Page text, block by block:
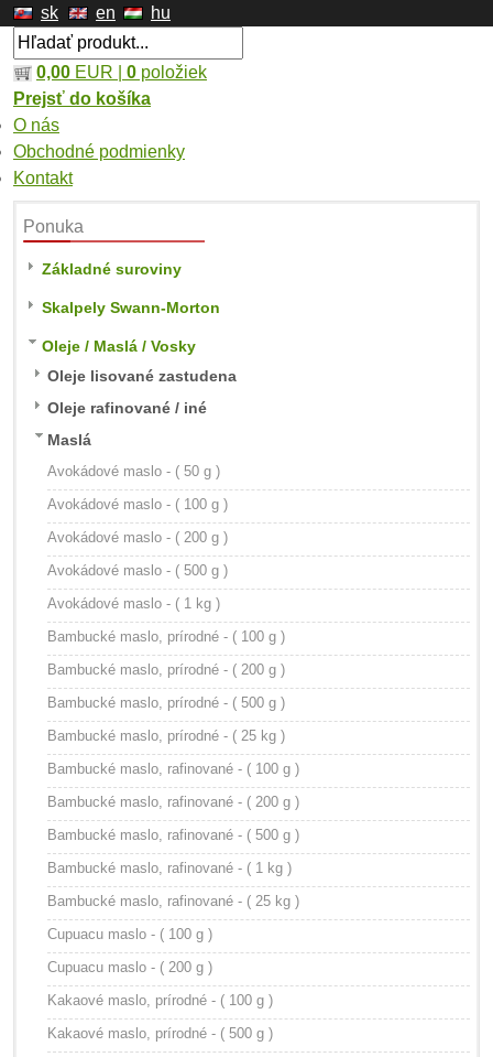
sk en hu
0,00 EUR | 0 položiek
Prejsť do košíka
O nás
Obchodné podmienky
Kontakt
Ponuka
Základné suroviny
Skalpely Swann-Morton
Oleje / Maslá / Vosky
Oleje lisované zastudena
Oleje rafinované / iné
Maslá
Avokádové maslo - ( 50 g )
Avokádové maslo - ( 100 g )
Avokádové maslo - ( 200 g )
Avokádové maslo - ( 500 g )
Avokádové maslo - ( 1 kg )
Bambucké maslo, prírodné - ( 100 g )
Bambucké maslo, prírodné - ( 200 g )
Bambucké maslo, prírodné - ( 500 g )
Bambucké maslo, prírodné - ( 25 kg )
Bambucké maslo, rafinované - ( 100 g )
Bambucké maslo, rafinované - ( 200 g )
Bambucké maslo, rafinované - ( 500 g )
Bambucké maslo, rafinované - ( 1 kg )
Bambucké maslo, rafinované - ( 25 kg )
Cupuacu maslo - ( 100 g )
Cupuacu maslo - ( 200 g )
Kakaové maslo, prírodné - ( 100 g )
Kakaové maslo, prírodné - ( 500 g )